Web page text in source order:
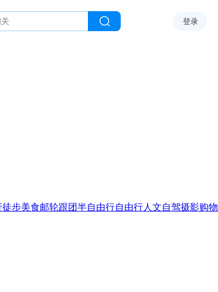
登录
徒步美食邮轮跟团半自由行自由行人文自驾摄影购物